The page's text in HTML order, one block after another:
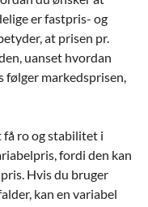
er fastpris- og
at prisen pr.
uanset hvordan
følger markedsprisen,
ro og stabilitet i
fordi den kan
Hvis du bruger
kan en variabel